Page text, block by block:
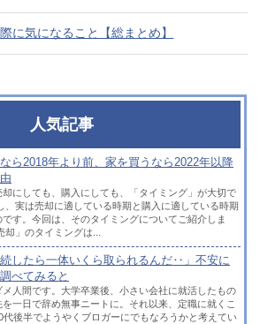
に気になること【総まとめ】
人気記事
ら2018年より前、家を買うなら2022年以降
却にしても、購入にしても、「タイミング」が大切で
、実は売却に適している時期と購入に適している時期
す。今回は、そのタイミングについてご紹介しま
」のタイミングは...
続したら一体いくら取られるんだ‥」不安に
べてみると
メ人間です。大学卒業後、小さい会社に就活したもの
一日で辞め無事ニートに。それ以来、定職に就くこ
代後半でようやくブロガーにでもなろうかと考えてい